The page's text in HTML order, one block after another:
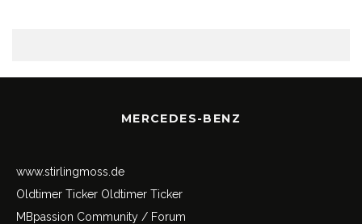
MERCEDES-BENZ
www.stirlingmoss.de
Oldtimer Ticker Oldtimer Ticker
MBpassion Community / Forum